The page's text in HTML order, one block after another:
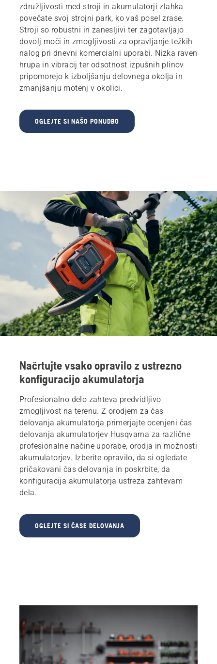
združljivosti med stroji in akumulatorji zlahka
povečate svoj strojni park, ko vaš posel zrase.
Stroji so robustni in zanesljivi ter zagotavljajo
dovolj moči in zmogljivosti za opravljanje težkih
nalog pri dnevni komercialni uporabi. Nizka raven
hrupa in vibracij ter odsotnost izpušnih plinov
pripomorejo k izboljšanju delovnega okolja in
zmanjšanju motenj v okolici.
OGLEJTE SI NAŠO PONUDBO
Načrtujte vsako opravilo z ustrezno
konfiguracijo akumulatorja
Profesionalno delo zahteva predvidljivo
zmogljivost na terenu. Z orodjem za čas
delovanja akumulatorja primerjajte ocenjeni čas
delovanja akumulatorjev Husqvarna za različne
profesionalne načine uporabe, orodja in možnosti
akumulatorjev. Izberite opravilo, da si ogledate
pričakovani čas delovanja in poskrbite, da
konfiguracija akumulatorja ustreza zahtevam
dela.
OGLEJTE SI ČASE DELOVANJA